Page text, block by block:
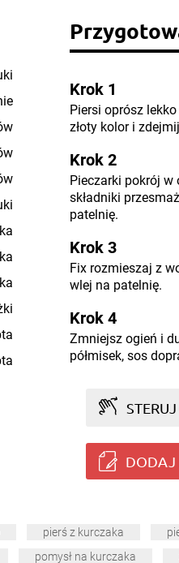
Krok 1
Piersi oprósz
złoty kolor i
Krok 2
Pieczarki pokrój w
składniki
patelnię.
Krok 3
Fix rozmieszaj z
wlej na patelnię.
Krok 4
Zmniejsz ogień i
półmisek, sos
DODAJ
pierś z kurczaka
pomysł na kurczaka